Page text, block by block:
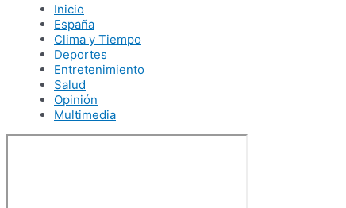
Inicio
España
Clima y Tiempo
Deportes
Entretenimiento
Salud
Opinión
Multimedia